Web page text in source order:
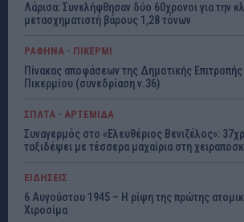
Λάρισα: Συνελήφθησαν δύο 60χρονοι για την
μετασχηματιστή βάρους 1,28 τόνων
ΡΑΦΗΝΑ - ΠΙΚΕΡΜΙ
Πίνακας αποφάσεων της Δημοτικής
Πικερμίου (συνεδρίαση ν.36)
ΣΠΑΤΑ - ΑΡΤΕΜΙΔΑ
Συναγερμός στο «Ελευθέριος Βενιζέλος»:
ταξιδέψει με τέσσερα μαχαίρια στη
ΕΙΔΗΣΕΙΣ
6 Αυγούστου 1945 – Η ρίψη της πρώτης
Χιροσίμα